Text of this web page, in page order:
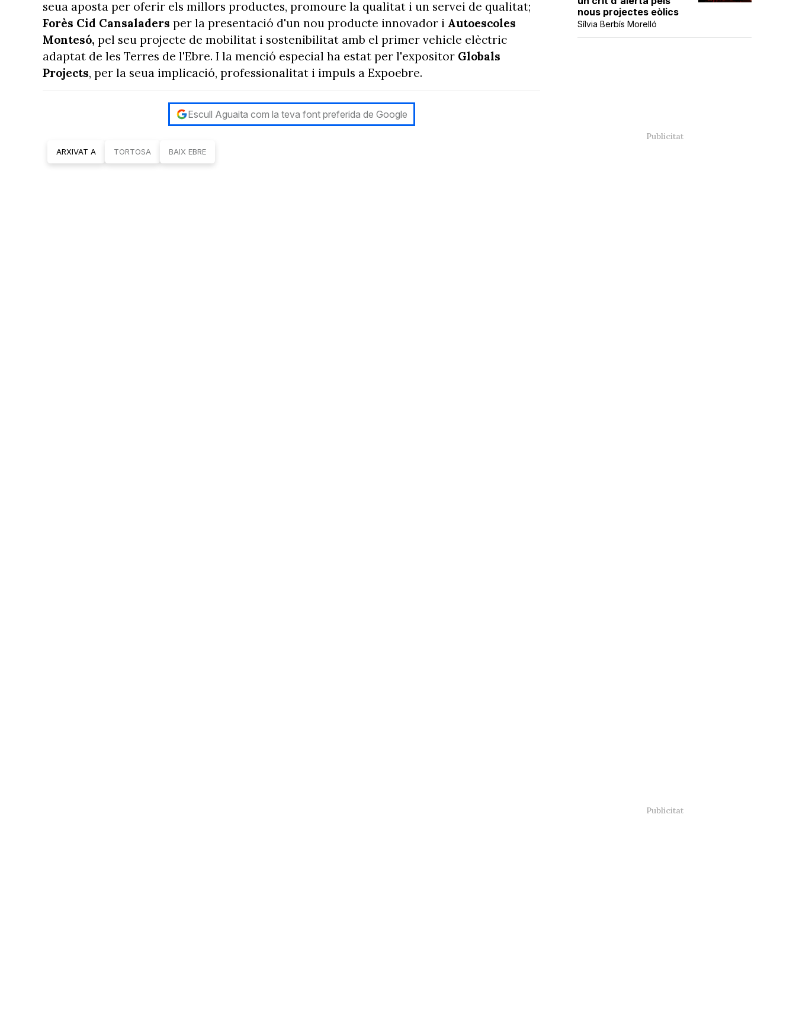
nous projectes eòlics
Sílvia Berbís Morelló
seua aposta per oferir els millors productes, promoure la qualitat i un servei de qualitat;
Forès Cid Cansaladers per la presentació d'un nou producte innovador i Autoescoles
Montesó, pel seu projecte de mobilitat i sostenibilitat amb el primer vehicle elèctric
adaptat de les Terres de l'Ebre. I la menció especial ha estat per l'expositor Globals
Projects, per la seua implicació, professionalitat i impuls a Expoebre.
Escull Aguaita com la teva font preferida de Google
ARXIVAT A TORTOSA BAIX EBRE